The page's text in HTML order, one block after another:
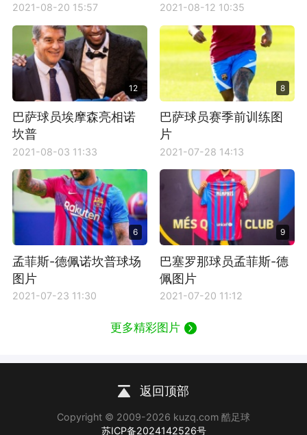
2021-08-20 15:57 2021-08-12 10:35
12
巴萨球员埃摩森亮相诺
坎普
2021-08-03 11:33
8
巴萨球员赛季前训练图
片
2021-07-28 14:13
6
孟菲斯-德佩诺坎普球场
图片
2021-07-23 11:30
9
巴塞罗那球员孟菲斯-德
佩图片
2021-07-20 11:12
更多精彩图片
返回顶部
Copyright © 2009-2026 kuzq.com 酷足球
苏ICP备2024142526号